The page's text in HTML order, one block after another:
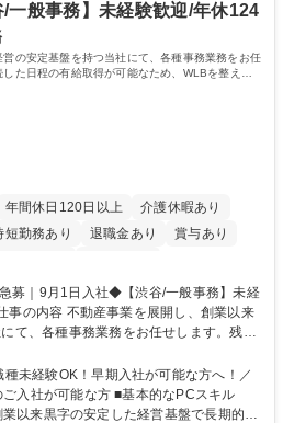
専門性を身につけられる環境です。 学
短大 専修学校 高校 語学力： 資格：日商
一般事務】未経験歓迎/年休124
の安定基盤を持つ当社にて、各種事務業務をお任
た日程の有給取得が可能なため、WLBを整えた
年間休日120日以上
介護休暇あり
短勤務あり 退職金あり
賞与あり
て、各種事務業務をお任せします。残業
有給取得が可能なため、WLBを整えたい
臨むことができます。 【業務詳細】■電
備品管理 ■データ入力や書類作成 ■契約
未経験OK！早期入社が可能な方へ！／
入社が可能な方 ■基本的なPCスキル